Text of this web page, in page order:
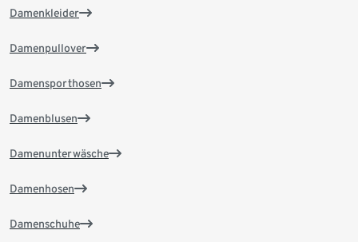
Damenkleider
Damenpullover
Damensporthosen
Damenblusen
Damenunterwäsche
Damenhosen
Damenschuhe